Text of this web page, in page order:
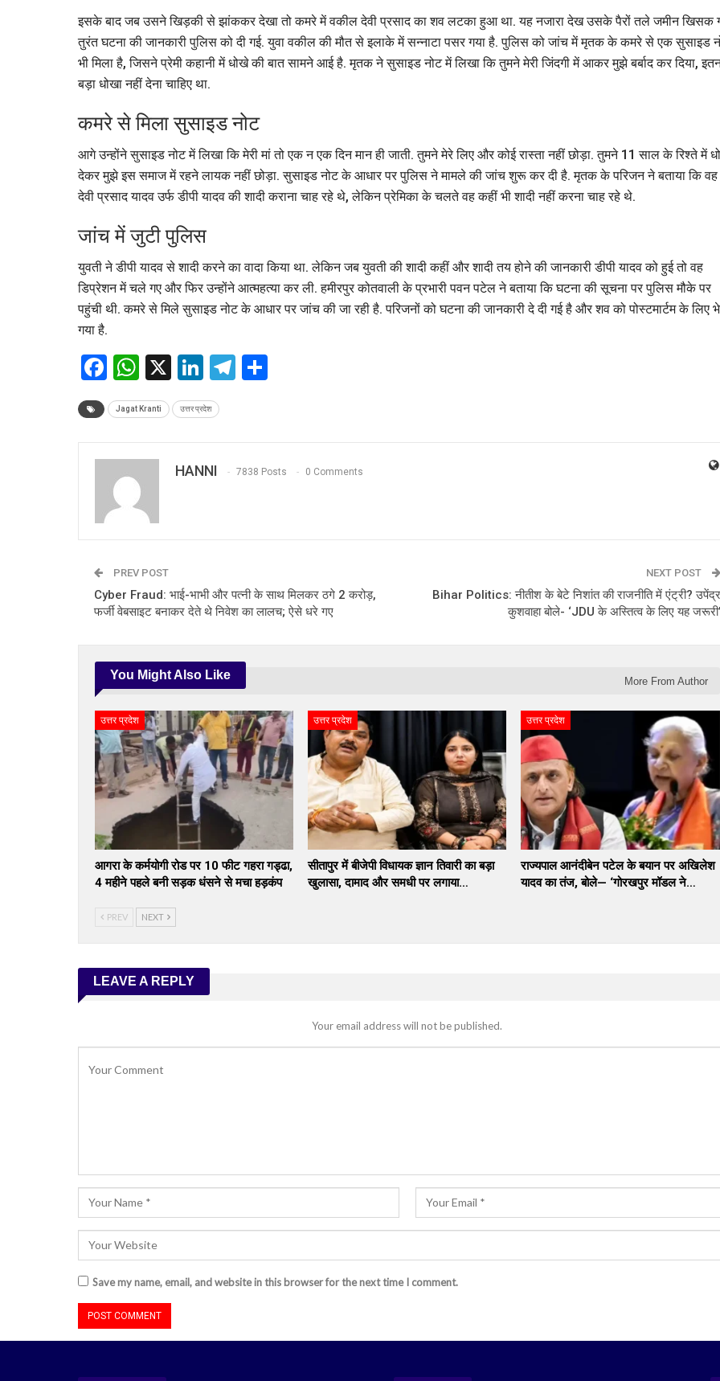
इसके बाद जब उसने खिड़की से झांककर देखा तो कमरे में वकील देवी प्रसाद का शव लटका हुआ था. यह नजारा देख उसके पैरों तले जमीन खिसक
तुरंत घटना की जानकारी पुलिस को दी गई. युवा वकील की मौत से इलाके में सन्नाटा पसर गया है. पुलिस को जांच में मृतक के कमरे से एक सुसाइड
भी मिला है, जिसने प्रेमी कहानी में धोखे की बात सामने आई है. मृतक ने सुसाइड नोट में लिखा कि तुमने मेरी जिंदगी में आकर मुझे बर्बाद कर दिया,
बड़ा धोखा नहीं देना चाहिए था.
कमरे से मिला सुसाइड नोट
आगे उन्होंने सुसाइड नोट में लिखा कि मेरी मां तो एक न एक दिन मान ही जाती. तुमने मेरे लिए और कोई रास्ता नहीं छोड़ा. तुमने 11 साल के रिश्ते में
देकर मुझे इस समाज में रहने लायक नहीं छोड़ा. सुसाइड नोट के आधार पर पुलिस ने मामले की जांच शुरू कर दी है. मृतक के परिजन ने बताया कि वह
देवी प्रसाद यादव उर्फ डीपी यादव की शादी कराना चाह रहे थे, लेकिन प्रेमिका के चलते वह कहीं भी शादी नहीं करना चाह रहे थे.
जांच में जुटी पुलिस
युवती ने डीपी यादव से शादी करने का वादा किया था. लेकिन जब युवती की शादी कहीं और शादी तय होने की जानकारी डीपी यादव को हुई तो वह
डिप्रेशन में चले गए और फिर उन्होंने आत्महत्या कर ली. हमीरपुर कोतवाली के प्रभारी पवन पटेल ने बताया कि घटना की सूचना पर पुलिस मौके पर
पहुंची थी. कमरे से मिले सुसाइड नोट के आधार पर जांच की जा रही है. परिजनों को घटना की जानकारी दे दी गई है और शव को पोस्टमार्टम के लिए
गया है.
Facebook
WhatsApp
X LinkedIn
Telegram
Jagat Kranti उत्तर प्रदेश
HANNI 7838 Posts 0 Comments
PREV POST
Cyber Fraud: भाई-भाभी और पत्नी के साथ मिलकर ठगे 2 करोड़,
फर्जी वेबसाइट बनाकर देते थे निवेश का लालच; ऐसे धरे गए
NEXT POST
Bihar Politics: नीतीश के बेटे निशांत की राजनीति में एंट्री? उपेंद्र
कुशवाहा बोले- ‘JDU के अस्तित्व के लिए यह जरूरी’
You Might Also Like More From Author
उत्तर प्रदेश
आगरा के कर्मयोगी रोड पर 10 फीट गहरा गड्ढा,
4 महीने पहले बनी सड़क धंसने से मचा हड़कंप
उत्तर प्रदेश
सीतापुर में बीजेपी विधायक ज्ञान तिवारी का बड़ा
खुलासा, दामाद और समधी पर लगाया…
उत्तर प्रदेश
राज्यपाल आनंदीबेन पटेल के बयान पर अखिलेश
यादव का तंज, बोले— ‘गोरखपुर मॉडल ने…
PREV NEXT
LEAVE A REPLY
Your email address will not be published.
Save my name, email, and website in this browser for the next time I comment.